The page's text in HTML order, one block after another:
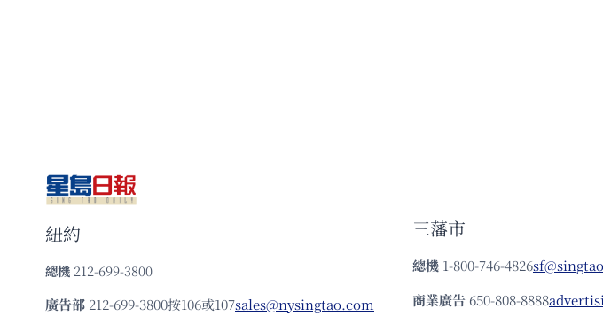
紐約
總機 212-699-3800
廣告部 212-699-3800按106或107sales@nysingtao.com
三藩市
總機 1-800-746-4826
商業廣告 650-808-8888